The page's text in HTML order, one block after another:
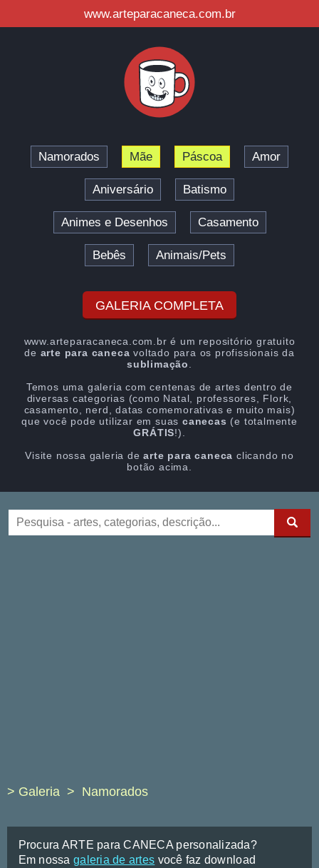
www.arteparacaneca.com.br
Namorados Mãe Páscoa Amor
Aniversário Batismo
Animes e Desenhos Casamento
Bebês Animais/Pets
GALERIA COMPLETA
www.arteparacaneca.com.br é um repositório gratuito
de arte para caneca voltado para os profissionais da
sublimação
Temos uma galeria com centenas de artes dentro de
diversas categorias (como Natal, professores, Flork,
casamento, nerd, datas comemorativas e muito mais)
que você pode utilizar em suas canecas (e totalmente
GRÁTIS!).
Visite nossa galeria dearte para caneca clicando no
botão acima.
> Galeria Namorados
Procura ARTE para CANECA personalizada?
Em nossa galeria de artes você faz download